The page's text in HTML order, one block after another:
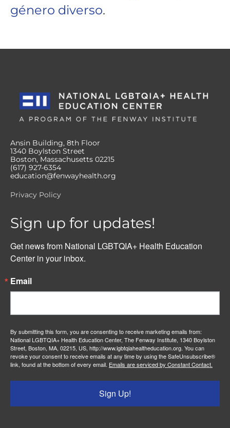
género diverso.
Ansin Building, 8th Floor
1340 Boylston Street
Boston, Massachusetts 02215
(617) 927-6354
education@fenwayhealth.org
Privacy Policy
Sign up for updates!
Get news from National LGBTQIA+ Health Education
Center in your inbox.
Email
By submitting this form, you are consenting to receive marketing emails from:
National LGBTQIA+ Health Education Center, The Fenway Institute, 1340 Boylston
Street, Boston, MA, 02215, US, http://www.lgbtqiahealtheducation.org. You can
revoke your consent to receive emails at any time by using the SafeUnsubscribe®
link, found at the bottom of every email. Emails are serviced by Constant Contact.
Sign Up!